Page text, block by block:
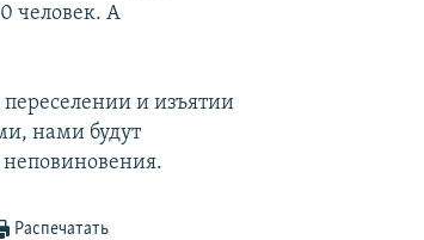
человек. А
и изъятии
нами будут
Распечатать